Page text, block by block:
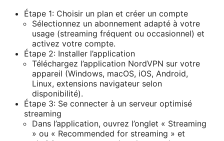
Étape 1: Choisir un plan et créer un compte
Sélectionnez un abonnement adapté à votre
usage (streaming fréquent ou occasionnel) et
activez votre compte.
Étape 2: Installer l’application
Téléchargez l’application NordVPN sur votre
appareil (Windows, macOS, iOS, Android,
Linux, extensions navigateur selon
disponibilité).
Étape 3: Se connecter à un serveur optimisé
streaming
Dans l’application, ouvrez l’onglet « Streaming
» ou « Recommended for streaming » et